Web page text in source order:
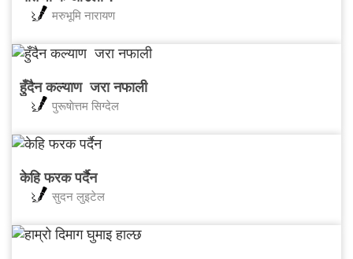
मरुभूमि नारायण
हुँदैन कल्याण जरा नफाली
पुरूषाेत्तम सिग्देल
केहि फरक पर्दैन
सुदन लुइटेल